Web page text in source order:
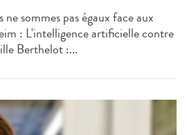
sommes pas égaux face aux
: L'intelligence artificielle contre
Berthelot :...